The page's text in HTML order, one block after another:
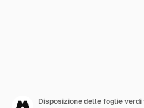
Disposizione delle foglie